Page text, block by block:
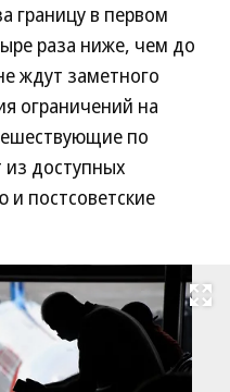
границу в первом
раза ниже, чем до
ждут заметного
ограничений на
по
из доступных
и постсоветские
Развернуть